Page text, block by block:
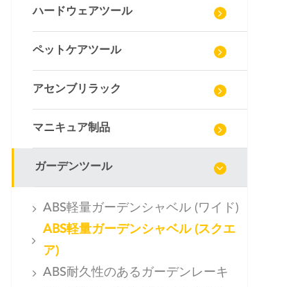
ハードウェアツール
ペットケアツール
アセンブリラック
マニキュア制品
ガーデンツール
ABS軽量ガーデンシャベル (ワイド)
ABS軽量ガーデンシャベル (スクエ
ア)
ABS耐久性のあるガーデンレーキ